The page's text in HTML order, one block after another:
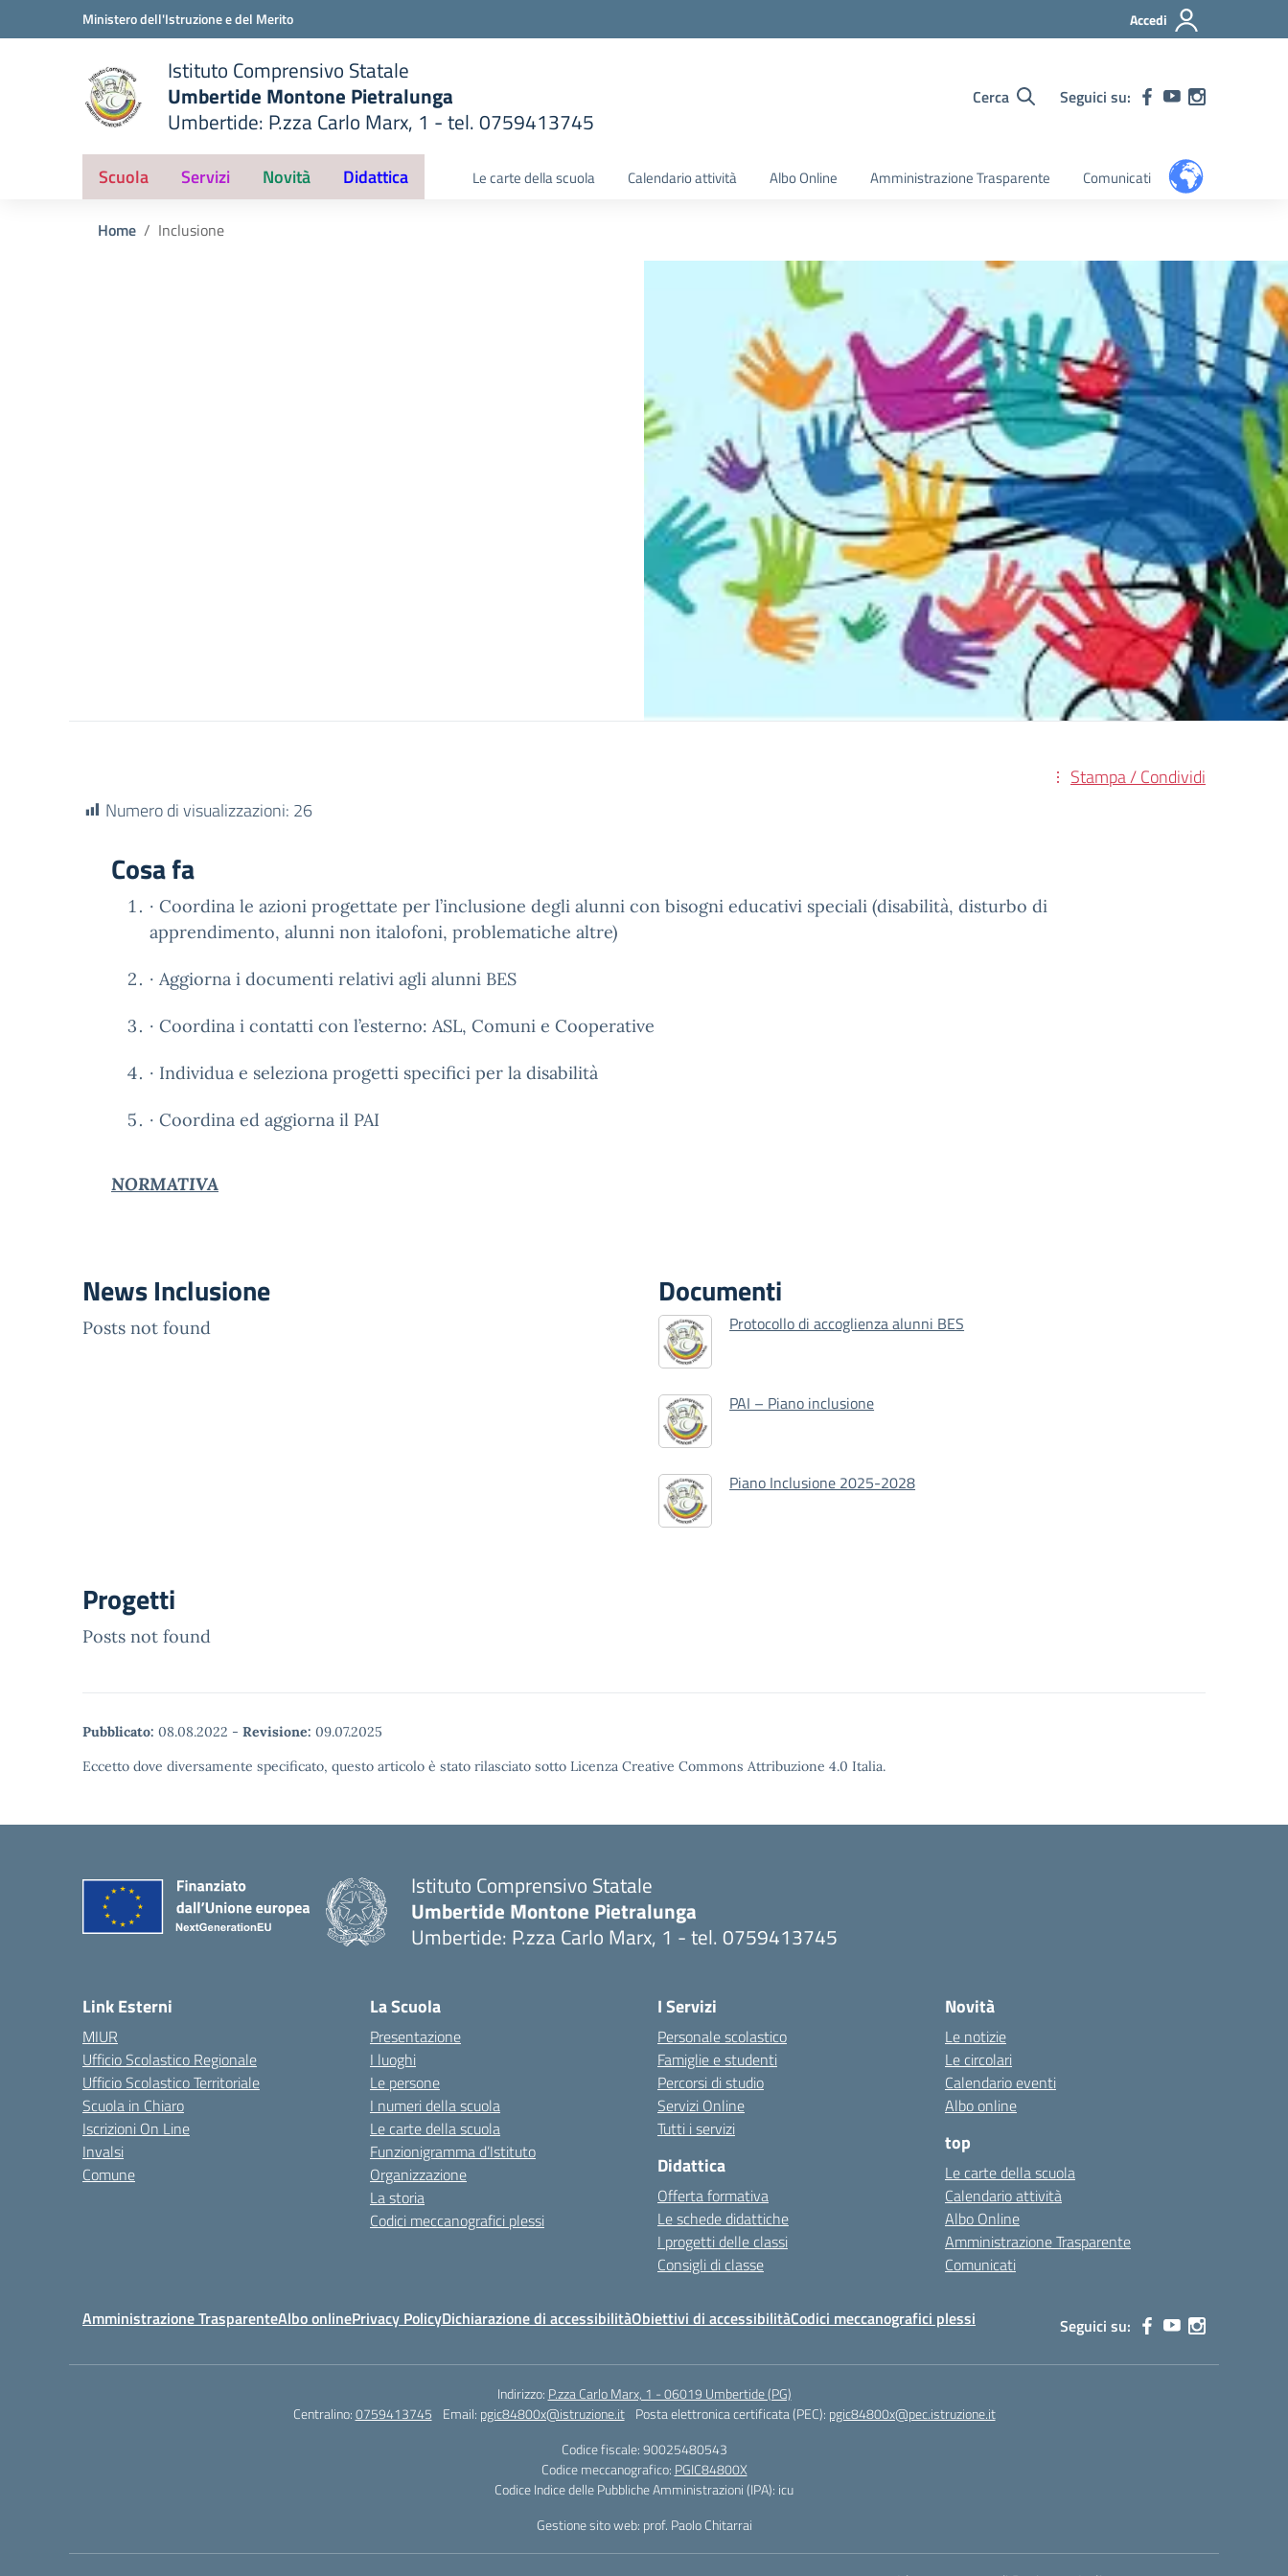
Vai ai contenuti
Vai al menu di navigazioneMinistero dell'Istruzione e del Merito Accedi
scuola
Istituto Comprensivo Statale
Umbertide Montone Pietralunga
Umbertide: P.zza Carlo Marx, 1 - tel. 0759413745
— Visita la pagina iniziale della scuola
Cerca Seguici su:
Scuola Servizi Novità Didattica Le carte della scuola Calendario attività Albo Online Amministrazione Trasparente Comunicati
Home Inclusione
Stampa / Condividi
Numero di visualizzazioni: 26
Cosa fa
· Coordina le azioni progettate per l’inclusione degli alunni con bisogni educativi speciali (disabilità, disturbo di
apprendimento, alunni non italofoni, problematiche altre)
· Aggiorna i documenti relativi agli alunni BES
· Coordina i contatti con l’esterno: ASL, Comuni e Cooperative
· Individua e seleziona progetti specifici per la disabilità
· Coordina ed aggiorna il PAI
NORMATIVA
News Inclusione
Posts not found
Documenti
Protocollo di accoglienza alunni BES
PAI – Piano inclusione
Piano Inclusione 2025-2028
Progetti
Posts not found
Pubblicato: 08.08.2022 - Revisione: 09.07.2025
Eccetto dove diversamente specificato, questo articolo è stato rilasciato sotto Licenza Creative Commons Attribuzione 4.0 Italia.
Istituto Comprensivo Statale
Umbertide Montone Pietralunga
Umbertide: P.zza Carlo Marx, 1 - tel. 0759413745
Link Esterni
MIUR
Ufficio Scolastico Regionale
Ufficio Scolastico Territoriale
Scuola in Chiaro
Iscrizioni On Line
Invalsi
Comune
La Scuola
Presentazione
I luoghi
Le persone
I numeri della scuola
Le carte della scuola
Funzionigramma d’Istituto
Organizzazione
La storia
Codici meccanografici plessi
I Servizi
Personale scolastico
Famiglie e studenti
Percorsi di studio
Servizi Online
Tutti i servizi
Didattica
Offerta formativa
Le schede didattiche
I progetti delle classi
Consigli di classe
Novità
Le notizie
Le circolari
Calendario eventi
Albo online
top
Le carte della scuola
Calendario attività
Albo Online
Amministrazione Trasparente
Comunicati
Amministrazione TrasparenteAlbo onlinePrivacy PolicyDichiarazione di accessibilitàObiettivi di accessibilitàCodici meccanografici plessi Seguici su:
Indirizzo: P.zza Carlo Marx, 1 - 06019 Umbertide (PG)
Centralino:0759413745 Email: pgic84800x@istruzione.it Posta elettronica certificata (PEC): pgic84800x@pec.istruzione.it
Codice fiscale: 90025480543
Codice meccanografico: PGIC84800X
Codice Indice delle Pubbliche Amministrazioni (IPA): icu
Gestione sito web: prof. Paolo Chitarrai